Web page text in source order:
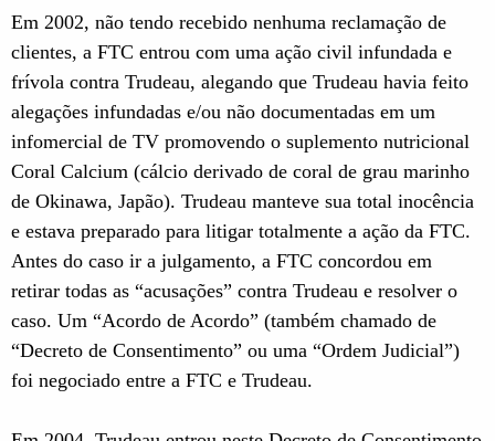
Em 2002, não tendo recebido nenhuma reclamação de
clientes, a FTC entrou com uma ação civil infundada e
frívola contra Trudeau, alegando que Trudeau havia feito
alegações infundadas e/ou não documentadas em um
infomercial de TV promovendo o suplemento nutricional
Coral Calcium (cálcio derivado de coral de grau marinho
de Okinawa, Japão). Trudeau manteve sua total inocência
e estava preparado para litigar totalmente a ação da FTC.
Antes do caso ir a julgamento, a FTC concordou em
retirar todas as “acusações” contra Trudeau e resolver o
caso. Um “Acordo de Acordo” (também chamado de
“Decreto de Consentimento” ou uma “Ordem Judicial”)
foi negociado entre a FTC e Trudeau.